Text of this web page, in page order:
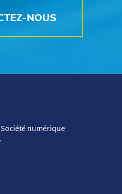
NOUS
numérique